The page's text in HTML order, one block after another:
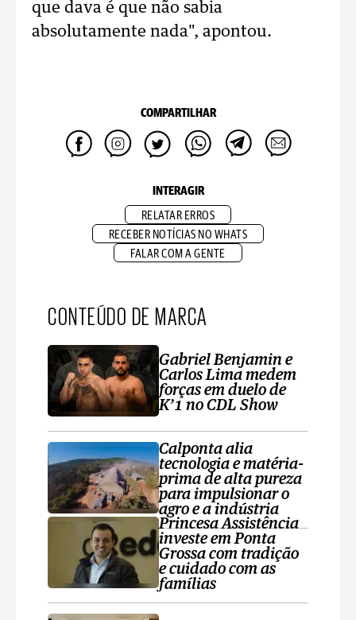
que dava é que não sabia
absolutamente nada", apontou.
COMPARTILHAR
INTERAGIR
RELATAR ERROS
RECEBER NOTÍCIAS NO WHATS
FALAR COM A GENTE
CONTEÚDO DE MARCA
Gabriel Benjamin e
Carlos Lima medem
forças em duelo de
K’1 no CDL Show
Calponta alia
tecnologia e matéria-
prima de alta pureza
para impulsionar o
agro e a indústria
Princesa Assistência
investe em Ponta
Grossa com tradição
e cuidado com as
famílias